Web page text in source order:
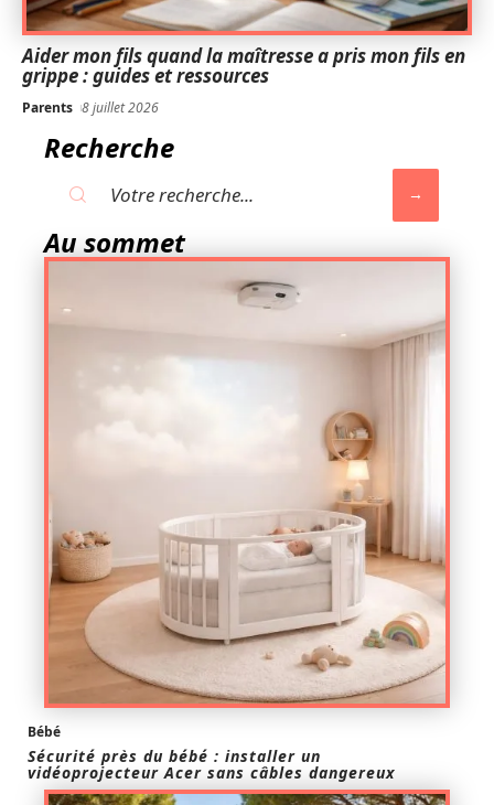
Aider mon fils quand la maîtresse a pris mon fils en
grippe : guides et ressources
Parents 8 juillet 2026
Recherche
Au sommet
Bébé
Sécurité près du bébé : installer un
vidéoprojecteur Acer sans câbles dangereux